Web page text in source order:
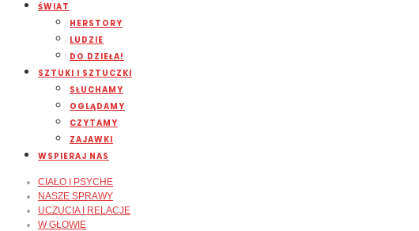
ŚWIAT
HERSTORY
LUDZIE
DO DZIEŁA!
SZTUKI I SZTUCZKI
SŁUCHAMY
OGLĄDAMY
CZYTAMY
ZAJAWKI
WSPIERAJ NAS
CIAŁO I PSYCHE
NASZE SPRAWY
UCZUCIA I RELACJE
W GŁOWIE